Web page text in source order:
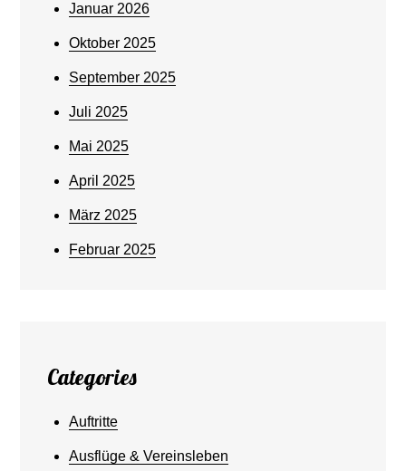
Januar 2026
Oktober 2025
September 2025
Juli 2025
Mai 2025
April 2025
März 2025
Februar 2025
Categories
Auftritte
Ausflüge & Vereinsleben